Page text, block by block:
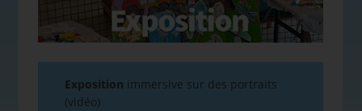
Exposition immersive sur des portraits
(vidéo)